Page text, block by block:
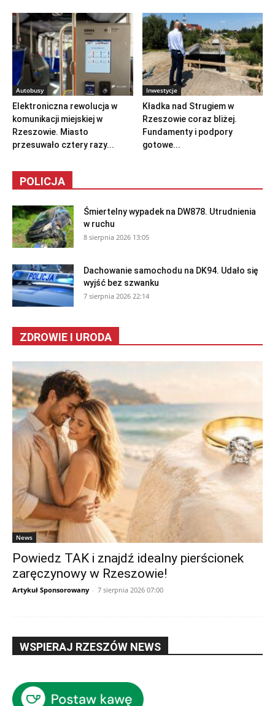
Autobusy
Elektroniczna rewolucja w
komunikacji miejskiej w
Rzeszowie. Miasto
przesuwało cztery razy...
Inwestycje
Kładka nad Strugiem w
Rzeszowie coraz bliżej.
Fundamenty i podpory
gotowe...
POLICJA
Śmiertelny wypadek na DW878. Utrudnienia
w ruchu
8 sierpnia 2026 13:05
Dachowanie samochodu na DK94. Udało się
wyjść bez szwanku
7 sierpnia 2026 22:14
ZDROWIE I URODA
News
Powiedz TAK i znajdź idealny pierścionek
zaręczynowy w Rzeszowie!
Artykuł Sponsorowany - 7 sierpnia 2026 07:00
WSPIERAJ RZESZÓW NEWS